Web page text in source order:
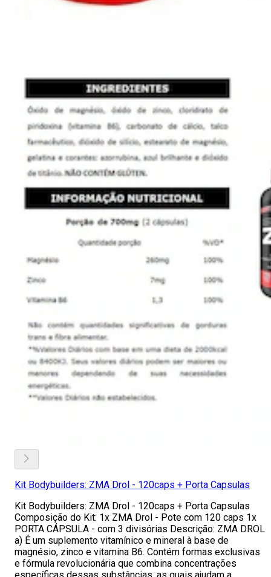
Kit Bodybuilders: ZMA Drol - 120caps + Porta Capsulas
Kit Bodybuilders: ZMA Drol - 120caps + Porta Capsulas
Composição do Kit: 1x ZMA Drol - Pote com 120 caps 1x
PORTA CÁPSULA - com 3 divisórias Descrição: ZMA DROL
a) É um suplemento vitamínico e mineral à base de
magnésio, zinco e vitamina B6. Contém formas exclusivas
e fórmula revolucionária que combina concentrações